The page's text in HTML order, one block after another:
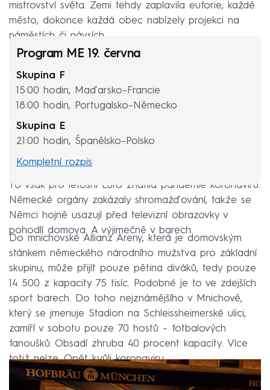
mistrovství světa. Zemi tehdy zaplavila euforie, každé
město, dokonce každá obec nabízely projekci na
náměstích či návsích.
Program ME 19. června
Skupina F
15:00 hodin, Maďarsko–Francie
18:00 hodin, Portugalsko–Německo
Skupina E
21:00 hodin, Španělsko–Polsko
Kompletní rozpis
To však pro letošní Euro zhatila pandemie koronaviru.
Německé orgány zakázaly shromažďování, takže se
Němci hojně usazují před televizní obrazovky v
pohodlí domova. A výjimečně v barech.
Do mnichovské Allianz Areny, která je domovským
stánkem německého národního mužstva pro základní
skupinu, může přijít pouze pětina diváků, tedy pouze
14 500 z kapacity 75 tisíc. Podobné je to ve zdejších
sport barech. Do toho nejznámějšího v Mnichově,
který se jmenuje Stadion na Schleissheimerské ulici,
zamíří v sobotu pouze 70 hostů –⁠ fotbalových
fanoušků. Obsadí zhruba 40 procent kapacity. Více
totiž nelze. Opět kvůli koronaviru.